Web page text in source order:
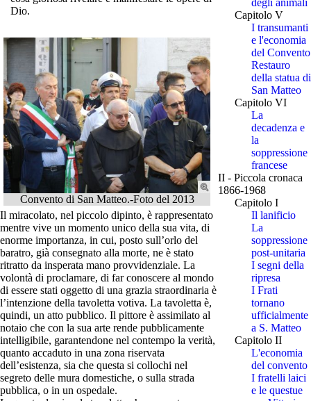
Dio.
Convento di San Matteo.-Foto del 2013
Il miracolato, nel piccolo dipinto, è rappresentato
mentre vive un momento unico della sua vita, di
enorme importanza, in cui, posto sull’orlo del
baratro, già consegnato alla morte, ne è stato
ritratto da insperata mano provvidenziale. La
volontà di proclamare, di far conoscere al mondo
di essere stati oggetto di una grazia straordinaria è
l’intenzione della tavoletta votiva. La tavoletta è,
quindi, un atto pubblico. Il pittore è assimilato al
notaio che con la sua arte rende pubblicamente
intelligibile, garantendone nel contempo la verità,
quanto accaduto in una zona riservata
dell’esistenza, sia che questa si collochi nel
segreto delle mura domestiche, o sulla strada
pubblica, o in un ospedale.
degli animali
Capitolo V
I transumanti
e l'economia
del Convento
Restauro
della statua di
San Matteo
Capitolo VI
La
decadenza e
la
soppressione
francese
II - Piccola cronaca
1866-1968
Capitolo I
Il lanificio
La
soppressione
post-unitaria
I segni della
ripresa
I Frati
tornano
ufficialmente
a S. Matteo
Capitolo II
L'economia
del convento
I fratelli laici
e le questue